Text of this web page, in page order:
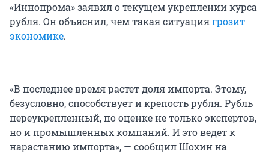
«Иннопрома» заявил о текущем укреплении курса
рубля. Он объяснил, чем такая ситуациягрозит
экономике.
«В последнее время растет доля импорта. Этому,
безусловно, способствует и крепость рубля. Рубль
переукрепленный, по оценке не только экспертов,
но и промышленных компаний. И это ведет к
нарастанию импорта», — сообщил Шохин на